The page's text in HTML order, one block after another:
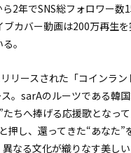
2年でSNS総フォロワー数
カバー動画は200万再生
。
リースされた「コインラン
。sarAのルーツである韓国
たちへ捧げる応援歌となっ
押し、還ってきた“あなた”
なる文化が織りなす美し